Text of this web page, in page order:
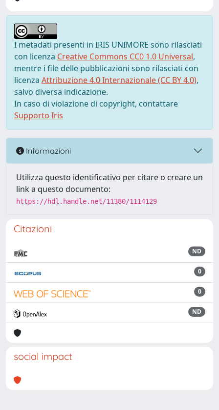
I metadati presenti in IRIS UNIMORE sono rilasciati
con licenza Creative Commons CC0 1.0 Universal,
mentre i file delle pubblicazioni sono rilasciati con
licenza Attribuzione 4.0 Internazionale (CC BY 4.0),
salvo diversa indicazione.
In caso di violazione di copyright, contattare
Supporto Iris
Informazioni
Utilizza questo identificativo per citare o creare un
link a questo documento:
https://hdl.handle.net/11380/1114129
Citazioni
ND
0
0
ND
social impact